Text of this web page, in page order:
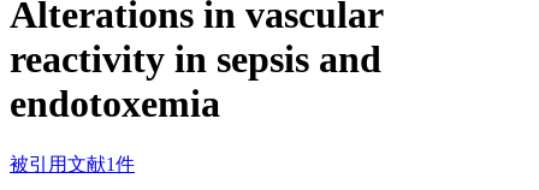
Alterations in vascular
reactivity in sepsis and
endotoxemia
被引用文献1件